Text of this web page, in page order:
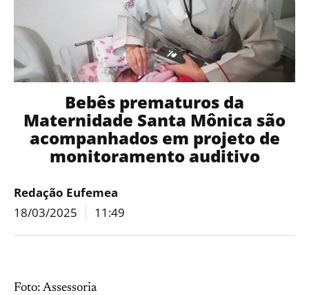
Bebês prematuros da
Maternidade Santa Mônica são
acompanhados em projeto de
monitoramento auditivo
Redação Eufemea
18/03/2025
11:49
Foto: Assessoria